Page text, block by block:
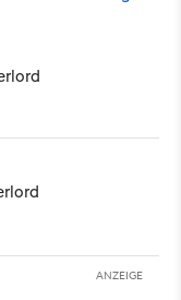
ANZEIGE